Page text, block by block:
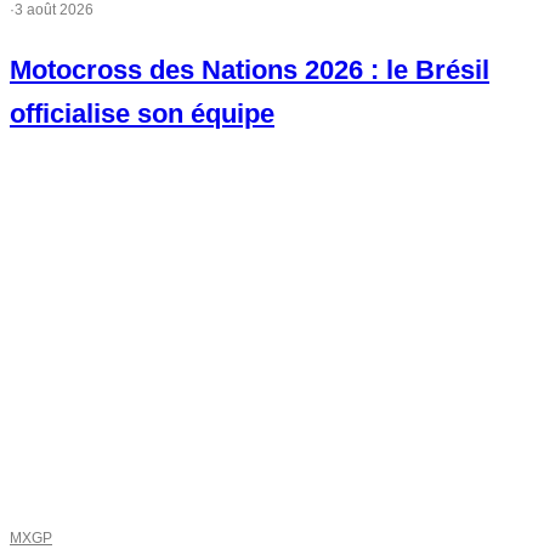
·3 août 2026
Motocross des Nations 2026 : le Brésil
officialise son équipe
MXGP